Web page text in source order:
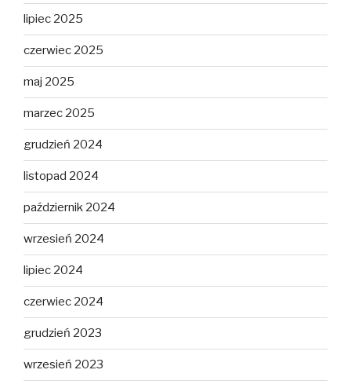
lipiec 2025
czerwiec 2025
maj 2025
marzec 2025
grudzień 2024
listopad 2024
październik 2024
wrzesień 2024
lipiec 2024
czerwiec 2024
grudzień 2023
wrzesień 2023